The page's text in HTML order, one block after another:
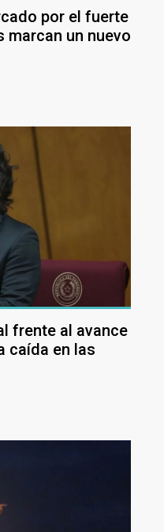
por el fuerte
marcan un nuevo
frente al avance
caída en las